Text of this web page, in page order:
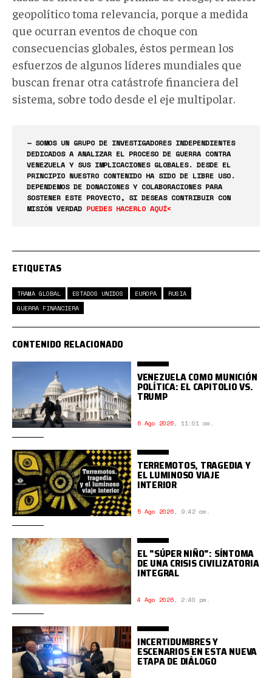
geopolítico toma relevancia, porque a medida
que ocurran eventos de choque con
consecuencias globales, éstos permean los
esfuerzos de algunos líderes mundiales que
buscan frenar otra catástrofe financiera del
sistema, sobre todo desde el eje multipolar.
— SOMOS UN GRUPO DE INVESTIGADORES INDEPENDIENTES
DEDICADOS A ANALIZAR EL PROCESO DE GUERRA CONTRA
VENEZUELA Y SUS IMPLICACIONES GLOBALES. DESDE EL
PRINCIPIO NUESTRO CONTENIDO HA SIDO DE LIBRE USO.
DEPENDEMOS DE DONACIONES Y COLABORACIONES PARA
SOSTENER ESTE PROYECTO, SI DESEAS CONTRIBUIR CON
MISIÓN VERDAD PUEDES HACERLO AQUÍ<
ETIQUETAS
TRAMA GLOBAL ESTADOS UNIDOS EUROPA
RUSIA
GUERRA FINANCIERA
CONTENIDO RELACIONADO
VENEZUELA COMO MUNICIÓN
POLÍTICA: EL CAPITOLIO VS.
TRUMP
6 Ago 2026, 11:01 am.
TERREMOTOS, TRAGEDIA Y
EL LUMINOSO VIAJE
INTERIOR
5 Ago 2026, 9:42 am.
EL "SÚPER NIÑO": SÍNTOMA
DE UNA CRISIS CIVILIZATORIA
INTEGRAL
4 Ago 2026, 2:40 pm.
INCERTIDUMBRES Y
ESCENARIOS EN ESTA NUEVA
ETAPA DE DIÁLOGO